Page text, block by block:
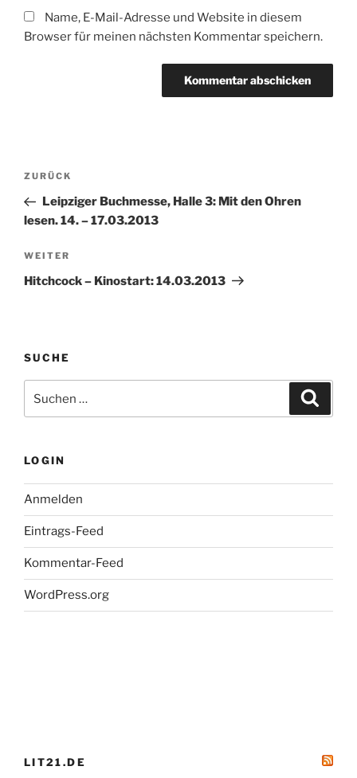
Name, E-Mail-Adresse und Website in diesem
Browser für meinen nächsten Kommentar speichern.
Beitragsnavigation
Vorheriger
Beitrag
ZURÜCK
Leipziger Buchmesse, Halle 3: Mit den Ohren
lesen. 14. – 17.03.2013
Nächster
Beitrag
WEITER
Hitchcock – Kinostart: 14.03.2013
SUCHE
nach:
LOGIN
Anmelden
Eintrags-Feed
Kommentar-Feed
WordPress.org
LIT21.DE